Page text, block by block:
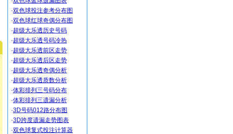
·双色球投注参考分布图
·双色球红球奇偶分布图
·超级大乐透历史号码
·超级大乐透号码冷热
·超级大乐透前区走势
·超级大乐透后区走势
·超级大乐透奇偶分析
·超级大乐透质数分析
·体彩排列三号码分布
·体彩排列三遗漏分析
·3D号码012路分布图
·3D跨度遗漏走势图表
·双色球复式投注计算器